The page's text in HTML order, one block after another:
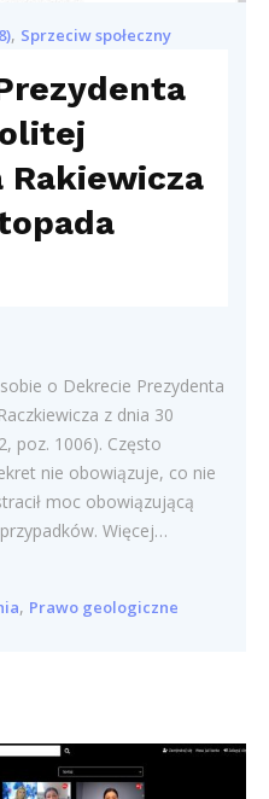
, Sprzeciw społeczny
Rakiewicza
o Dekrecie Prezydenta
z dnia 30
poz. 1006). Często
nie obowiązuje, co nie
moc obowiązującą
Więcej…
, Prawo geologiczne